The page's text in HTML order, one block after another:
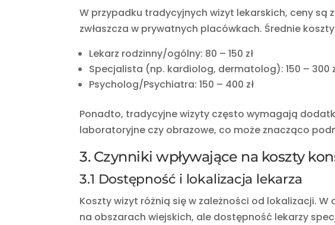
W przypadku tradycyjnych wizyt lekarskich, ceny są
zwłaszcza w prywatnych placówkach. Średnie
Lekarz rodzinny/ogólny: 80 – 150 zł
Specjalista (np. kardiolog, dermatolog): 150 – 300
Psycholog/Psychiatra: 150 – 400 zł
Ponadto, tradycyjne wizyty często wymagają
laboratoryjne czy obrazowe, co może znacząco
3. Czynniki wpływające na koszty
3.1 Dostępność i lokalizacja lekarza
Koszty wizyt różnią się w zależności od lokalizacji.
na obszarach wiejskich, ale dostępność lekarzy